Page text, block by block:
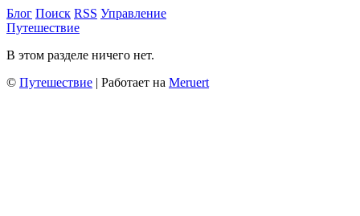
Блог Поиск RSS Управление
Путешествие
В этом разделе ничего нет.
© Путешествие | Работает на Meruert